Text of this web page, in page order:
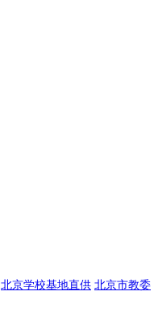
北京学校基地直供 北京市教委